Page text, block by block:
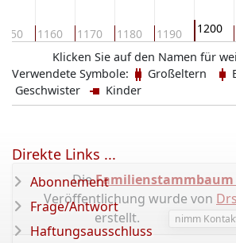
1160 1170 1180 1190 1200
Klicken Sie auf den Namen für
Verwendete Symbole:
Großeltern
Geschwister
Kinder
DieFamilienstammbaum
Veröffentlichung wurde von
erstellt.
nimm
Direkte Links ...
Abonnement
Frage/Antwort
Haftungsausschluss